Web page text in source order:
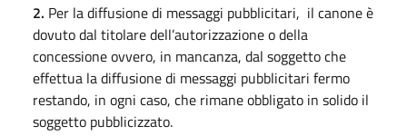
2. Per la diffusione di messaggi pubblicitari, il canone è
dovuto dal titolare dell’autorizzazione o della
concessione ovvero, in mancanza, dal soggetto che
effettua la diffusione di messaggi pubblicitari fermo
restando, in ogni caso, che rimane obbligato in solido il
soggetto pubblicizzato.